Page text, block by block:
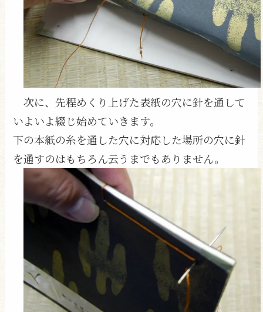
次に、先程めくり上げた表紙の穴に針を通して
いよいよ綴じ始めていきます。
下の本紙の糸を通した穴に対応した場所の穴に針
を通すのはもちろん云うまでもありません。